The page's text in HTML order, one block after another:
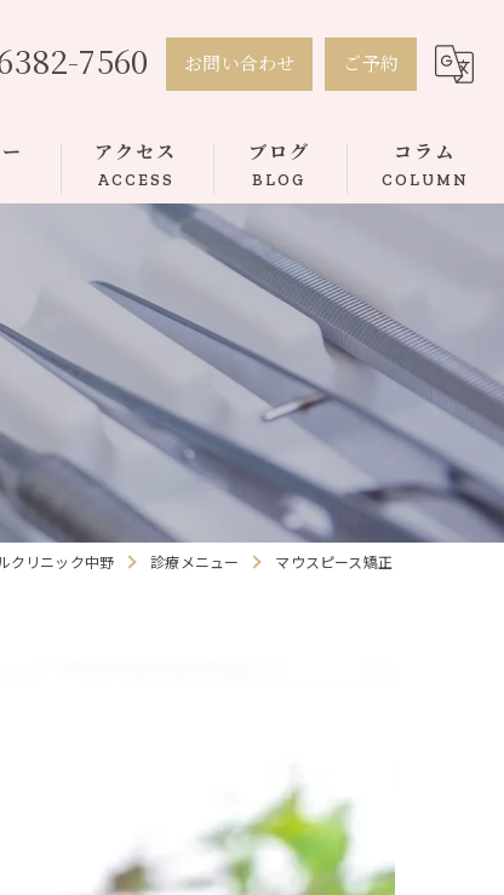
7560 お問い合わせ ご予約
ィング
正
アクセス
ACCESS
ブログ
BLOG
コラム
COLUMN
クリニック中野 診療メニュー マウスピース矯正